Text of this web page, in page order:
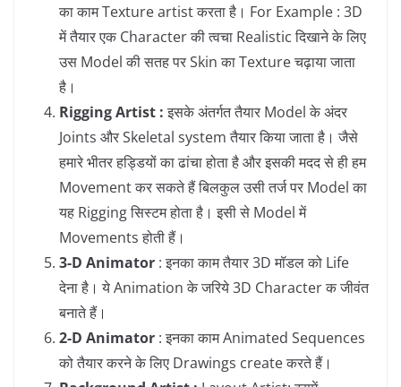
का काम Texture artist करता है। For Example : 3D
में तैयार एक Character की त्वचा Realistic दिखाने के लिए
उस Model की सतह पर Skin का Texture चढ़ाया जाता
है।
Rigging Artist :इसके अंतर्गत तैयार Model के अंदर
Joints और Skeletal system तैयार किया जाता है। जैसे
हमारे भीतर हड्डियों का ढांचा होता है और इसकी मदद से ही हम
Movement कर सकते हैं बिलकुल उसी तर्ज पर Model का
यह Rigging सिस्टम होता है। इसी से Model में
Movements होती हैं।
3-D Animator : इनका काम तैयार 3D मॉडल को Life
देना है। ये Animation के जरिये 3D Character क जीवंत
बनाते हैं।
2-D Animator : इनका काम Animated Sequences
को तैयार करने के लिए Drawings create करते हैं।